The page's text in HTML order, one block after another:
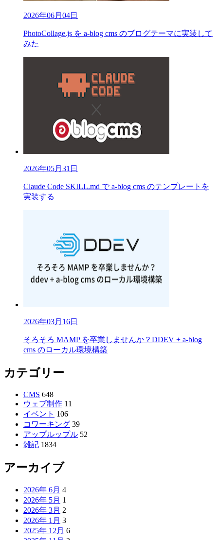
2026年06月04日
PhotoCollage.js を a-blog cms のブログテーマに実装して
みた
2026年05月31日
Claude Code SKILL.md で a-blog cms のテンプレートを
実装する
2026年03月16日
そろそろ MAMP を卒業しませんか？DDEV + a-blog
cms のローカル環境構築
カテゴリー
CMS 648
ウェブ制作 11
イベント 106
コワーキング 39
アップルップル 52
雑記 1834
アーカイブ
2026年 6月 4
2026年 5月 1
2026年 3月 2
2026年 1月 3
2025年 12月 6